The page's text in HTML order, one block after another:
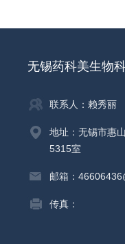
无锡药科美生物
联系人：赖秀丽
地址：无锡市惠
5315室
邮箱：
传真：